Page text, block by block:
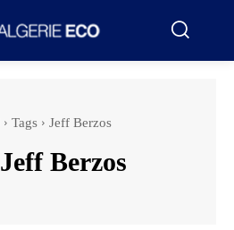
Tags Jeff Berzos
Jeff Berzos